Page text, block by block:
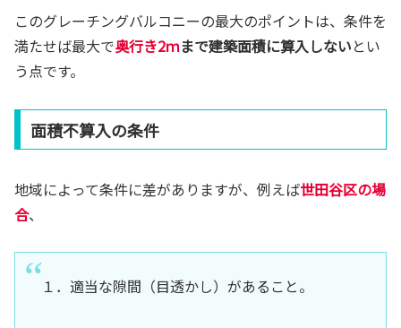
このグレーチングバルコニーの最大のポイントは、条件を
満たせば最大で奥行き2ｍまで建築面積に算入しないとい
う点です。
面積不算入の条件
地域によって条件に差がありますが、例えば世田谷区の場
合、
１．適当な隙間（目透かし）があること。